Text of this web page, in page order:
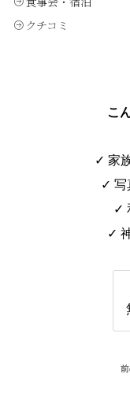
クチコミ
こ
✓ 家
✓ 写
✓
✓